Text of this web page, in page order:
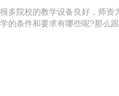
多院校的教学设备良好，师资
的条件和要求有哪些呢?那么